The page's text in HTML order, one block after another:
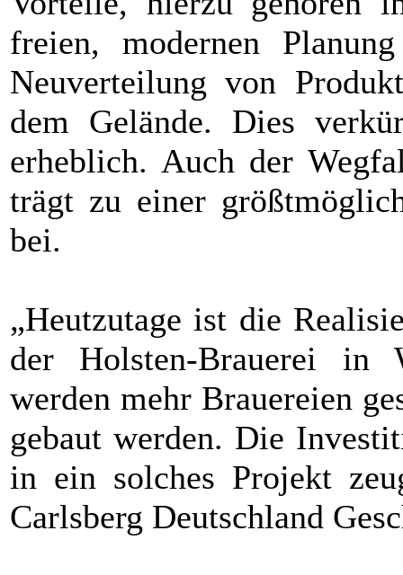
freien, modernen
Neuverteilung von
dem Gelände. Dies
erheblich. Auch der
trägt zu einer
bei.
„Heutzutage ist die
der Holsten-Brauerei in
werden mehr Brauereien
gebaut werden. Die
in ein solches Projekt
Carlsberg Deutschland